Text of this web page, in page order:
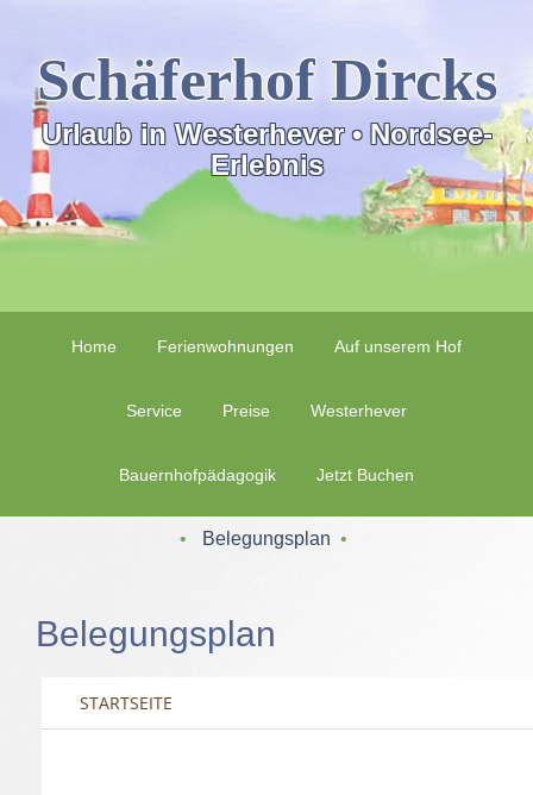
Schäferhof Dircks
Urlaub in Westerhever • Nordsee-
Erlebnis
Home Ferienwohnungen Auf unserem Hof
Service Preise Westerhever
Bauernhofpädagogik Jetzt Buchen
‌ • ‌ Belegungsplan ‌ • ‌
Belegungsplan